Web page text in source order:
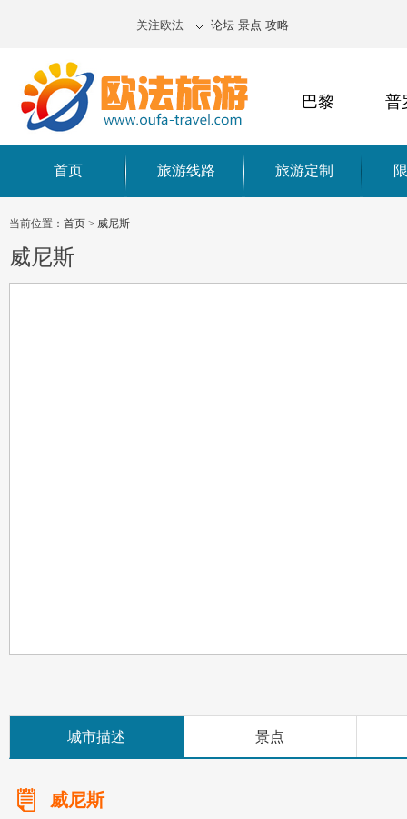
关注欧法 论坛 景点 攻略
巴黎 普
首页 旅游线路 旅游定制
当前位置： 首页 > 威尼斯
威尼斯
城市描述 景点
威尼斯